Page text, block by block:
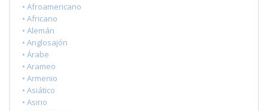
• Afroamericano
• Africano
• Alemán
• Anglosajón
• Árabe
• Arameo
• Armenio
• Asiático
• Asirio